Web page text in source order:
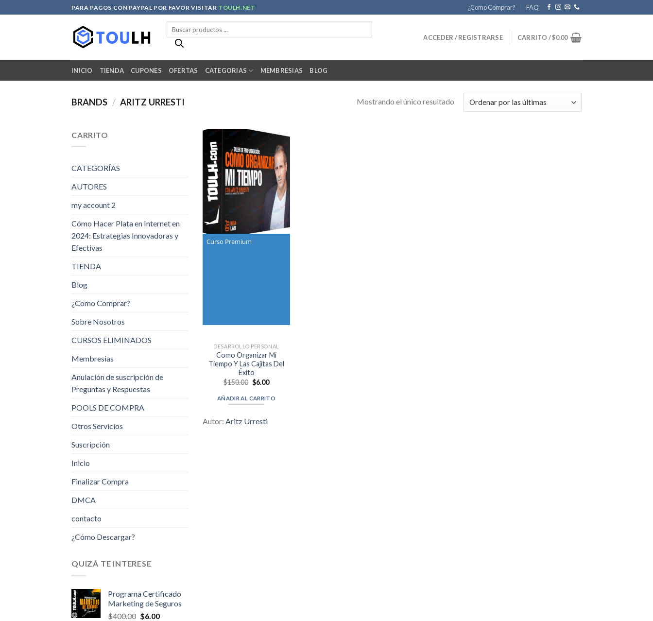
to
PARA PAGOS CON PAYPAL POR FAVOR VISITAR TOULH.NET ¿Como Comprar? FAQ
productos
ACCEDER / REGISTRARSE CARRITO /$0.00
INICIO TIENDA CUPONES OFERTAS CATEGORIAS MEMBRESIAS BLOG
BRANDS / ARITZ URRESTI Mostrando el único resultado
CARRITO
CATEGORÍAS
AUTORES
my account 2
Cómo Hacer Plata en Internet en
2024: Estrategias Innovadoras y
Efectivas
TIENDA
Blog
¿Como Comprar?
Sobre Nosotros
CURSOS ELIMINADOS
Membresias
Anulación de suscripción de
Preguntas y Respuestas
POOLS DE COMPRA
Otros Servicios
Suscripción
Inicio
Finalizar Compra
DMCA
contacto
¿Cómo Descargar?
QUIZÁ TE INTERESE
Programa Certificado
Marketing de Seguros
$400.00 Original
$6.00Current
Curso Premium
DESARROLLO PERSONAL
Como Organizar Mi
Tiempo Y Las Cajitas Del
Éxito
$150.00 Original
price
was:
$150.00.
$6.00Current
is:
$6.00.
AÑADIR AL CARRITO
Autor: Aritz Urresti